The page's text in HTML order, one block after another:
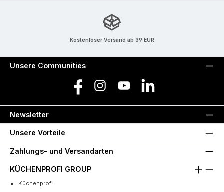
Kostenloser Versand ab 39 EUR
Unsere Communities
Facebook Instagram YouTube LinkedIn
Newsletter
Unsere Vorteile
Zahlungs- und Versandarten
KÜCHENPROFI GROUP
Küchenprofi